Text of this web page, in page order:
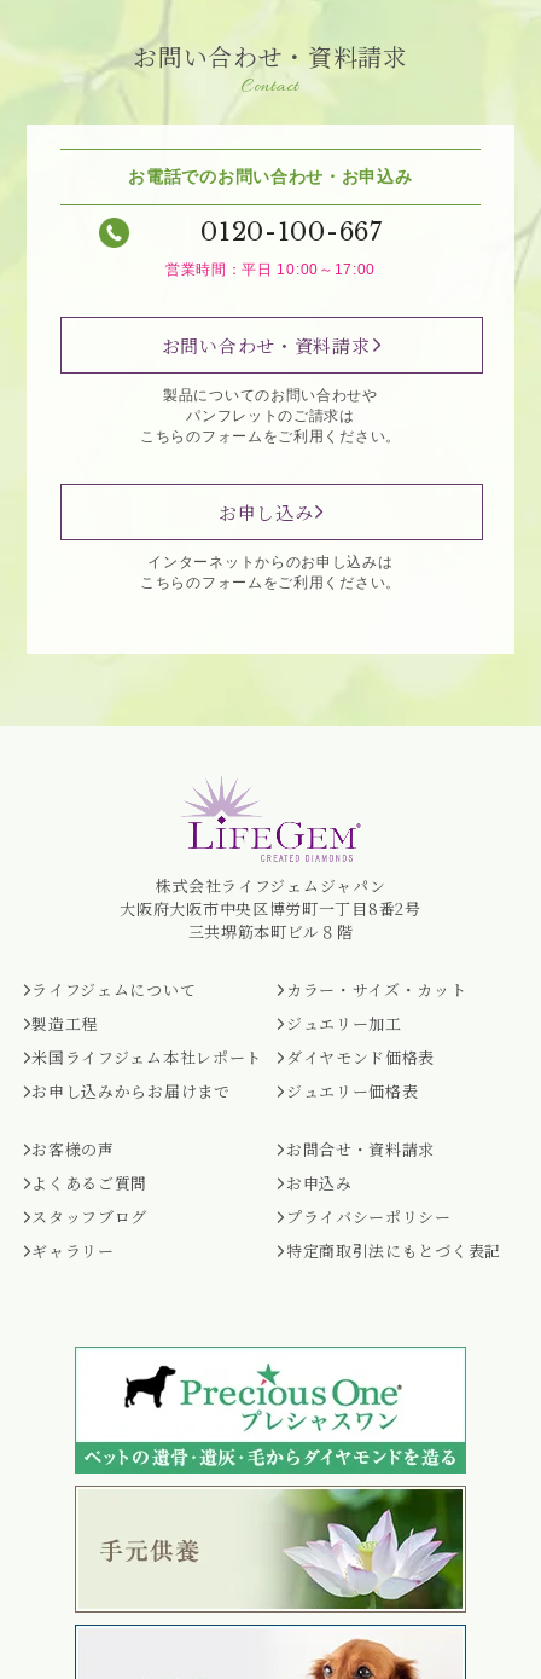
お問い合わせ・資料請求
Contact
お電話でのお問い合わせ・お申込み
0120-100-667
営業時間：平日 10:00～17:00
お問い合わせ・資料請求
製品についてのお問い合わせや
パンフレットのご請求は
こちらのフォームをご利用ください。
お申し込み
インターネットからのお申し込みは
こちらのフォームをご利用ください。
株式会社ライフジェムジャパン
大阪府大阪市中央区博労町一丁目8番2号
三共堺筋本町ビル８階
ライフジェムについて
製造工程
米国ライフジェム本社レポート
お申し込みからお届けまで
カラー・サイズ・カット
ジュエリー加工
ダイヤモンド価格表
ジュエリー価格表
お客様の声
よくあるご質問
スタッフブログ
ギャラリー
お問合せ・資料請求
お申込み
プライバシーポリシー
特定商取引法にもとづく表記